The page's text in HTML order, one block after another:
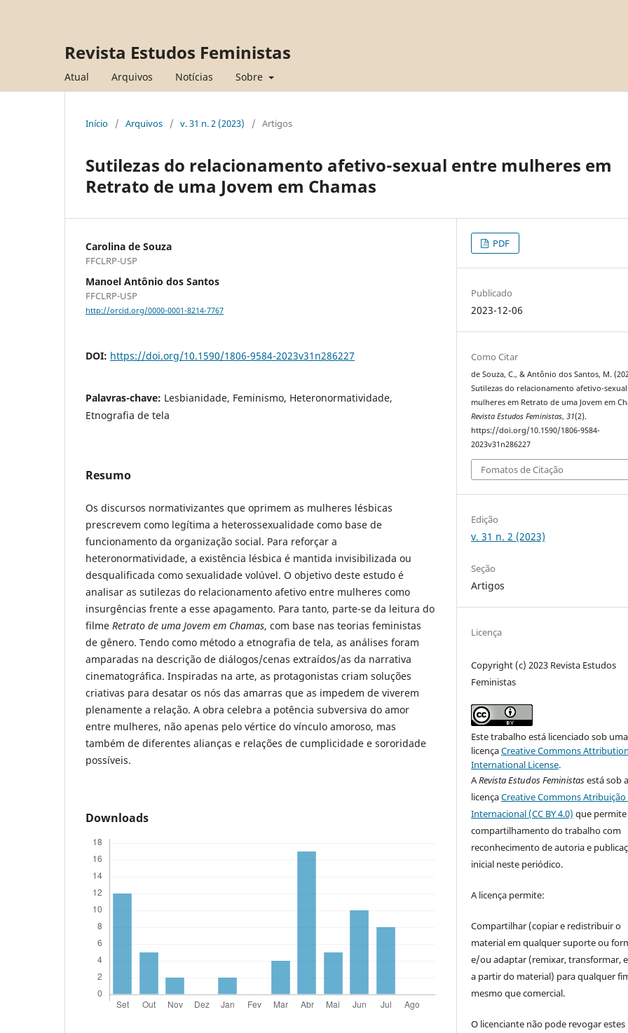
Revista Estudos Feministas
Atual Arquivos Notícias Sobre
Início / Arquivos / v. 31 n. 2 (2023) / Artigos
Sutilezas do relacionamento afetivo-sexual entre mulheres em
Retrato de uma Jovem em Chamas
Carolina de Souza
FFCLRP-USP
Manoel Antônio dos Santos
FFCLRP-USP
http://orcid.org/0000-0001-8214-7767
DOI: https://doi.org/10.1590/1806-9584-2023v31n286227
Palavras-chave: Lesbianidade, Feminismo, Heteronormatividade,
Etnografia de tela
Resumo
Os discursos normativizantes que oprimem as mulheres lésbicas
prescrevem como legítima a heterossexualidade como base de
funcionamento da organização social. Para reforçar a
heteronormatividade, a existência lésbica é mantida invisibilizada ou
desqualificada como sexualidade volúvel. O objetivo deste estudo é
analisar as sutilezas do relacionamento afetivo entre mulheres como
insurgências frente a esse apagamento. Para tanto, parte-se da leitura do
filme Retrato de uma Jovem em Chamas, com base nas teorias feministas
de gênero. Tendo como método a etnografia de tela, as análises foram
amparadas na descrição de diálogos/cenas extraídos/as da narrativa
cinematográfica. Inspiradas na arte, as protagonistas criam soluções
criativas para desatar os nós das amarras que as impedem de viverem
plenamente a relação. A obra celebra a potência subversiva do amor
entre mulheres, não apenas pelo vértice do vínculo amoroso, mas
também de diferentes alianças e relações de cumplicidade e sororidade
possíveis.
Downloads
PDF
Publicado
2023-12-06
Como Citar
de Souza, C., & Antônio dos Santos, M.
Sutilezas do relacionamento afetivo-
mulheres em Retrato de uma Jovem em
Revista Estudos Feministas,31(2).
https://doi.org/10.1590/1806-9584-
2023v31n286227
Fomatos de Citação
Edição
v. 31 n. 2 (2023)
Seção
Artigos
Licença
Copyright (c) 2023 Revista Estudos
Feministas
Este trabalho está licenciado sob uma
licençaCreative Commons
International License.
ARevista Estudos Feministasestá sob a
licençaCreative Commons Atribuição
Internacional (CC BY 4.0) que
compartilhamento do trabalho com
reconhecimento de autoria e
inicial neste periódico.
A licença permite:
Compartilhar (copiar e redistribuir o
material em qualquer suporte ou
e/ou adaptar (remixar, transformar,
a partir do material) para qualquer
mesmo que comercial.
O licenciante não pode revogar estes